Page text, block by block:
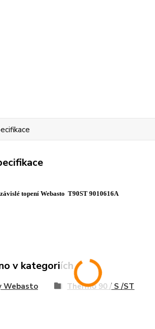
topení Webasto T90ST 9010616A
v kategoriích
Webasto Thermo 90 / S /ST